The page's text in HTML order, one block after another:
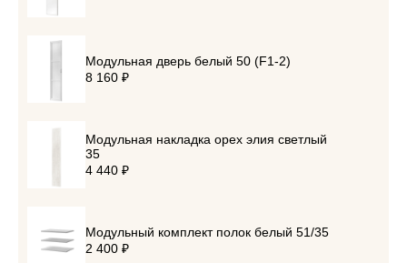
Модульная дверь белый 50 (F1-2)
8 160 ₽
Модульная накладка орех элия светлый
35
4 440 ₽
Модульный комплект полок белый 51/35
2 400 ₽